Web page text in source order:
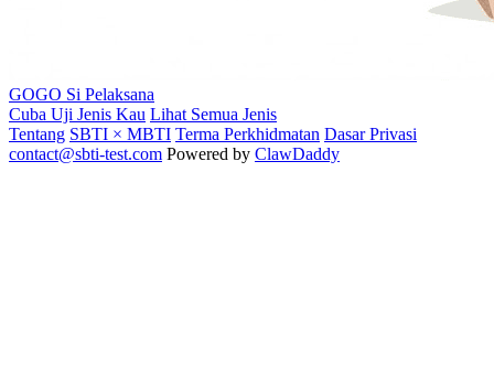
GOGO Si Pelaksana
Cuba Uji Jenis Kau Lihat Semua Jenis
Tentang SBTI × MBTI Terma Perkhidmatan Dasar Privasi
contact@sbti-test.com Powered by ClawDaddy